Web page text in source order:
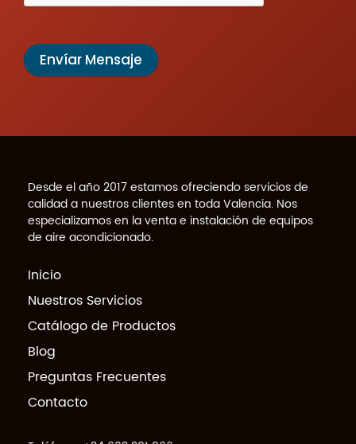
Envíar Mensaje
Desde el año 2017 estamos ofreciendo servicios de
calidad a nuestros clientes en toda Valencia. Nos
especializamos en la venta e instalación de equipos
de aire acondicionado.
Inicio
Nuestros Servicios
Catálogo de Productos
Blog
Preguntas Frecuentes
Contacto